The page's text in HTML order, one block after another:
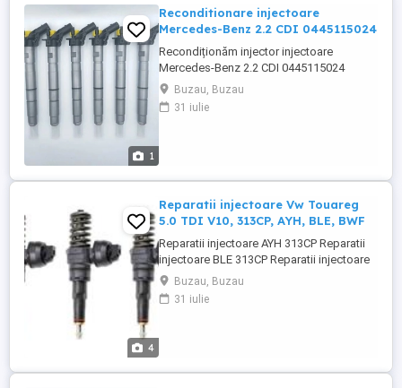
1
Reconditionare injectoare
Mercedes-Benz 2.2 CDI 0445115024
Recondiționăm injector injectoare
Mercedes-Benz 2.2 CDI 0445115024
Beneficii incluse: Garanție 12 Luni, Factură
+ Montaj asigurat fără costuri
suplimentare Preturi de la 250 Lei - 650 lei
Buzau, Buzau
31 iulie
4
Reparatii injectoare Vw Touareg
5.0 TDI V10, 313CP, AYH, BLE, BWF
Reparatii injectoare AYH 313CP Reparatii
injectoare BLE 313CP Reparatii injectoare
BWF 313CP REPARAM ORICE INJECTOR
POMPE DUZE DIN GAMA VAG Se ofera
montaj gratuit in service-ul nostru.
Detinem ...
Buzau, Buzau
31 iulie